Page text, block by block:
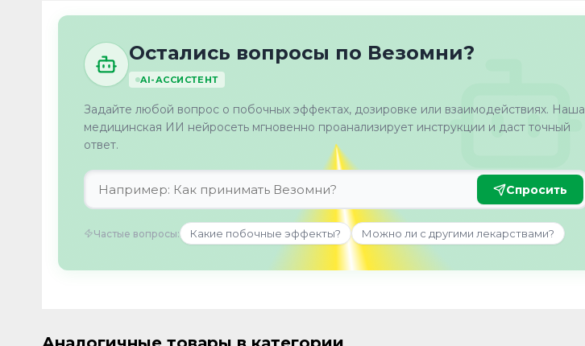
Остались вопросы по Везомни?
AI-АССИСТЕНТ
Задайте любой вопрос о побочных эффектах, дозировке или взаимодействиях. Наша
медицинская ИИ нейросеть мгновенно проанализирует инструкции и даст точный
ответ.
Спросить
Частые вопросы: Какие побочные эффекты? Можно ли с другими лекарствами?